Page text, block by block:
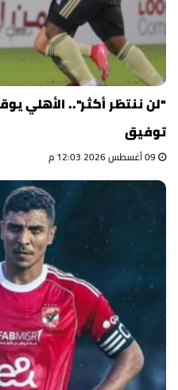
"لن ننتظر أكثر".. الأهلي
توفيق